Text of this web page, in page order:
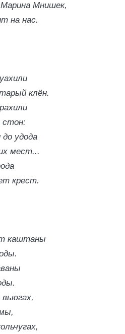
Мнишек,
на нас.
клён.
стон:
удода
мест...
крест.
каштаны